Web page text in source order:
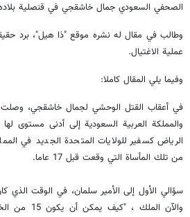
الصحفي السعودي جمال خاشقجي في قنصلية
وطالب في مقال له نشره موقع "ذا هيل"، برد
عملية الاغتيال.
وفيما يلي المقال كاملا:
في أعقاب القتل الوحشي لجمال خاشقجي، وصلت
الرياض كسفير للولايات المتحدة الجديد في
من تلك المأساة التي وقعت قبل 17 عاما.
سؤالي الأول إلى الأمير سلمان، في الوقت الذي